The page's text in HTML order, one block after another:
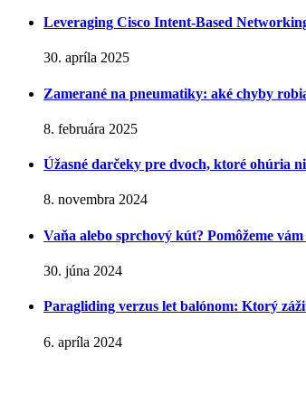
Leveraging Cisco Intent-Based
30. apríla 2025
Zamerané na pneumatiky: aké chyby
8. februára 2025
Úžasné darčeky pre dvoch, ktoré ohúria
8. novembra 2024
Vaňa alebo sprchový kút? Pomôžeme
30. júna 2024
Paragliding verzus let balónom: Ktorý
6. apríla 2024